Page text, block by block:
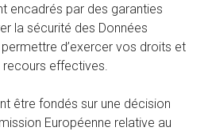
encadrés par des garanties
la sécurité des Données
d’exercer vos droits et
effectives.
être fondés sur une décision
Européenne relative au